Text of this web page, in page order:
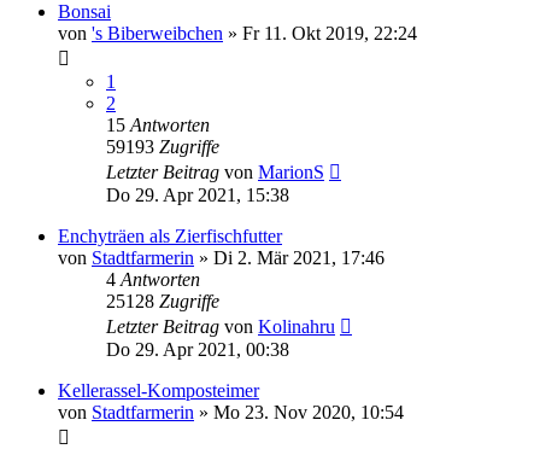
Bonsai
von 's Biberweibchen » Fr 11. Okt 2019, 22:24
1
2
15 Antworten
59193 Zugriffe
Letzter Beitrag von MarionS
Do 29. Apr 2021, 15:38
Enchyträen als Zierfischfutter
von Stadtfarmerin » Di 2. Mär 2021, 17:46
4 Antworten
25128 Zugriffe
Letzter Beitrag von Kolinahru
Do 29. Apr 2021, 00:38
Kellerassel-Komposteimer
von Stadtfarmerin » Mo 23. Nov 2020, 10:54